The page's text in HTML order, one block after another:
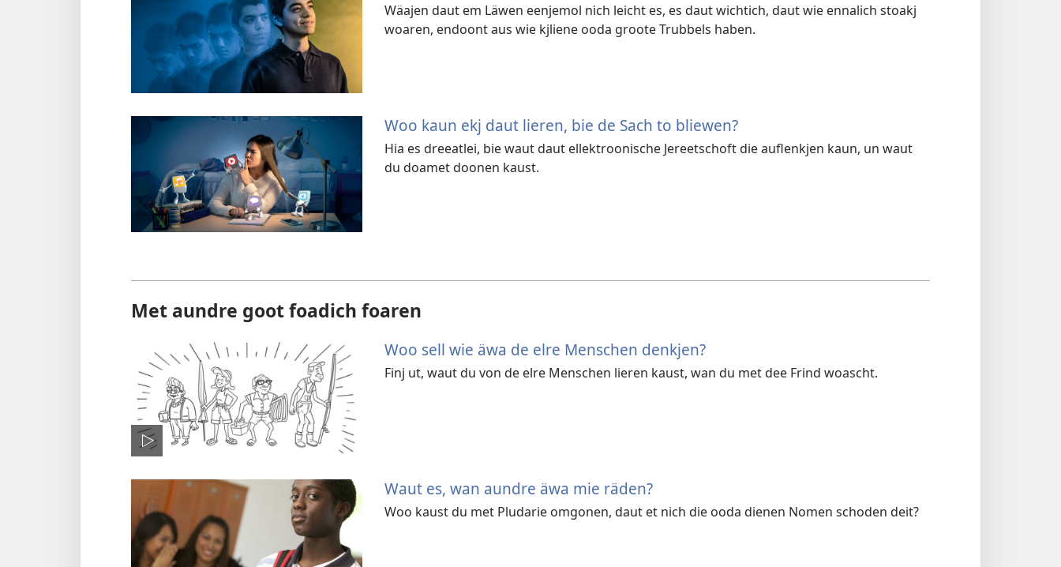
Wäajen daut em Läwen eenjemol nich leicht es, es daut wichtich, daut wie ennalich stoakj
woaren, endoont aus wie kjliene ooda groote Trubbels haben.
Woo kaun ekj daut lieren, bie de Sach to bliewen?
Hia es dreeatlei, bie waut daut ellektroonische Jereetschoft die auflenkjen kaun, un waut
du doamet doonen kaust.
Met aundre goot foadich foaren
Woo sell wie äwa de elre Menschen denkjen?
Finj ut, waut du von de elre Menschen lieren kaust, wan du met dee Frind woascht.
Waut es, wan aundre äwa mie räden?
Woo kaust du met Pludarie omgonen, daut et nich die ooda dienen Nomen schoden deit?